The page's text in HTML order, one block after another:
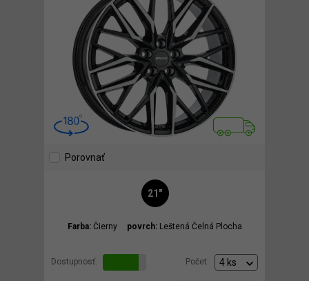
Porovnať
21"
Farba: Čierny povrch: Leštená Čelná Plocha
Dostupnosť: Počet: